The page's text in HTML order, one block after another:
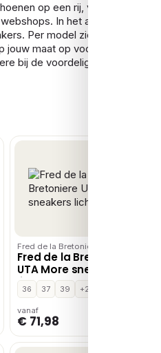
op een rij, vergeleken
In het assortiment
Per model zie je de
maat op voorraad is,
bij de voordeligste shop
Fred de la Bretoniere
Fred de la Bretoniere
UTA More sneakers
lichtroze
36 37 39 +2
vanaf
€ 71,98